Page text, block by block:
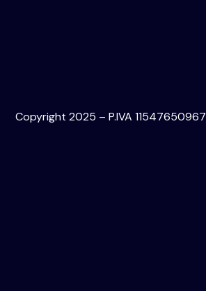
Copyright 2025 – P.IVA 11547650967